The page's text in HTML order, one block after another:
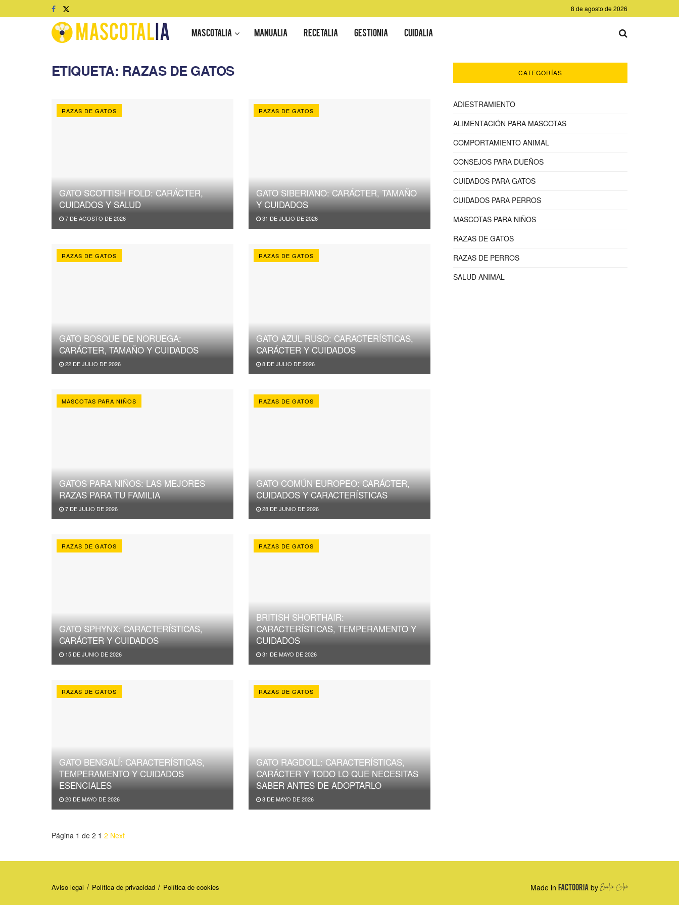
8 de agosto de 2026
MASCOTALIA MANUALIA RECETALIA GESTIONIA CUIDALIA
ETIQUETA: RAZAS DE GATOS
RAZAS DE GATOS
GATO SCOTTISH FOLD: CARÁCTER,
CUIDADOS Y SALUD
7 DE AGOSTO DE 2026
RAZAS DE GATOS
GATO SIBERIANO: CARÁCTER, TAMAÑO
Y CUIDADOS
31 DE JULIO DE 2026
RAZAS DE GATOS
GATO BOSQUE DE NORUEGA:
CARÁCTER, TAMAÑO Y CUIDADOS
22 DE JULIO DE 2026
RAZAS DE GATOS
GATO AZUL RUSO: CARACTERÍSTICAS,
CARÁCTER Y CUIDADOS
8 DE JULIO DE 2026
MASCOTAS PARA NIÑOS
GATOS PARA NIÑOS: LAS MEJORES
RAZAS PARA TU FAMILIA
7 DE JULIO DE 2026
RAZAS DE GATOS
GATO COMÚN EUROPEO: CARÁCTER,
CUIDADOS Y CARACTERÍSTICAS
28 DE JUNIO DE 2026
RAZAS DE GATOS
GATO SPHYNX: CARACTERÍSTICAS,
CARÁCTER Y CUIDADOS
15 DE JUNIO DE 2026
RAZAS DE GATOS
BRITISH SHORTHAIR:
CARACTERÍSTICAS, TEMPERAMENTO Y
CUIDADOS
31 DE MAYO DE 2026
RAZAS DE GATOS
GATO BENGALÍ: CARACTERÍSTICAS,
TEMPERAMENTO Y CUIDADOS
ESENCIALES
20 DE MAYO DE 2026
RAZAS DE GATOS
GATO RAGDOLL: CARACTERÍSTICAS,
CARÁCTER Y TODO LO QUE NECESITAS
SABER ANTES DE ADOPTARLO
8 DE MAYO DE 2026
Página 1 de 2 1 2 Next
CATEGORÍAS
ADIESTRAMIENTO
ALIMENTACIÓN PARA MASCOTAS
COMPORTAMIENTO ANIMAL
CONSEJOS PARA DUEÑOS
CUIDADOS PARA GATOS
CUIDADOS PARA PERROS
MASCOTAS PARA NIÑOS
RAZAS DE GATOS
RAZAS DE PERROS
SALUD ANIMAL
Aviso legal Política de privacidad Política de cookies Made in FACTOORIA by